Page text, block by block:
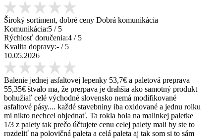
Široký sortiment, dobré ceny Dobrá komunikácia
Komunikácia:5 / 5
Rýchlosť doručenia:4 / 5
Kvalita dopravy:- / 5
10.05.2026
Balenie jednej asfaltovej lepenky 53,7€ a paletová preprava
55,35€ štvalo ma, že prerpava je drahšia ako samotný produkt
bohužiaľ celé východné slovensko nemá modifikované
asfaltové pásy.... každé stavebniny iba oxidované a jednu rolku
mi nikto nechcel objednať. Ta rokla bola na malinkej paletke
1/3 z palety tak prečo účtujete cenu celej palety mali by ste to
rozdeliť na polovičná paleta a celá paleta aj tak som si to sám